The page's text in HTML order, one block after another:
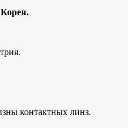
контактных линз.